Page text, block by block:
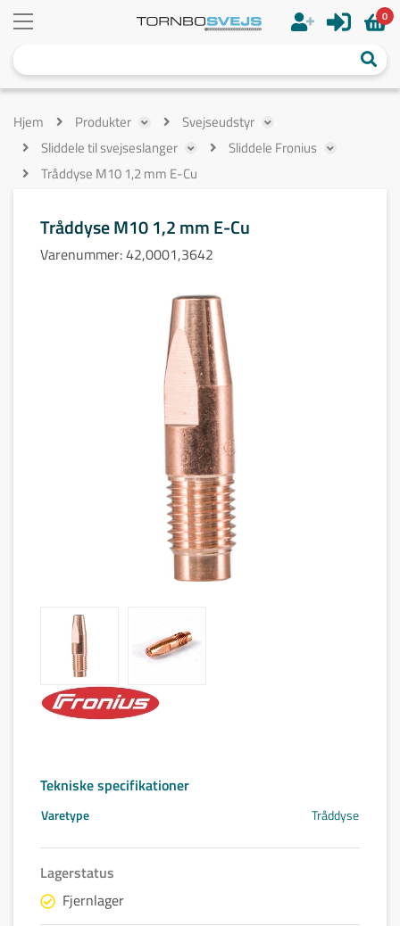
0
Hjem Produkter
Svejseudstyr
Sliddele til svejseslanger
Sliddele Fronius
Tråddyse M10 1,2 mm E-Cu
Tråddyse M10 1,2 mm E-Cu
Varenummer:42,0001,3642
Tekniske specifikationer
Varetype Tråddyse
Lagerstatus
Fjernlager